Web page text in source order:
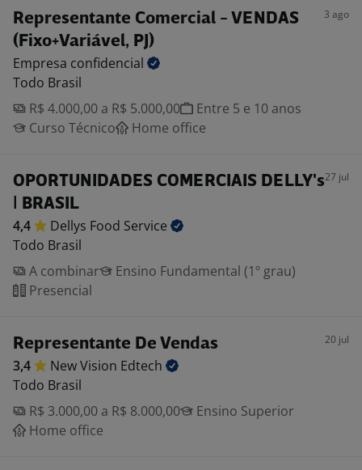
Representante Comercial - VENDAS
(Fixo+Variável, PJ)
3 ago
Empresa confidencial
Todo Brasil
R$ 4.000,00 a R$ 5.000,00
Entre 5 e 10 anos
Curso Técnico
Home office
OPORTUNIDADES COMERCIAIS DELLY's
| BRASIL
27 jul
4,4 Dellys Food Service
Todo Brasil
A combinar
Ensino Fundamental (1º grau)
Presencial
Representante De Vendas 20 jul
3,4 New Vision Edtech
Todo Brasil
R$ 3.000,00 a R$ 8.000,00
Ensino Superior
Home office